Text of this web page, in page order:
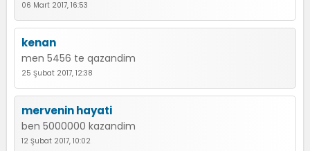
06 Mart 2017, 16:53
kenan
men 5456 te qazandim
25 Şubat 2017, 12:38
mervenin hayati
ben 5000000 kazandim
12 Şubat 2017, 10:02